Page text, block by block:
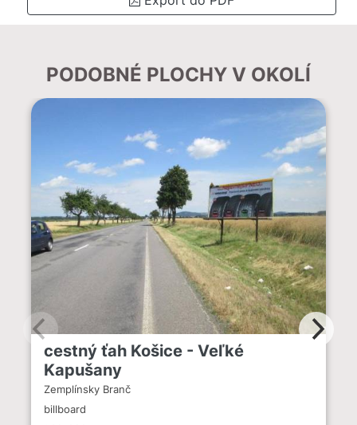
PODOBNÉ PLOCHY V OKOLÍ
cestný ťah Košice - Veľké
Kapušany
Zemplínsky Branč
billboard